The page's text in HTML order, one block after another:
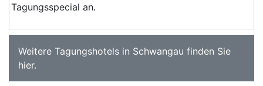
Tagungsspecial an.
Weitere Tagungshotels in Schwangau finden Sie
hier.